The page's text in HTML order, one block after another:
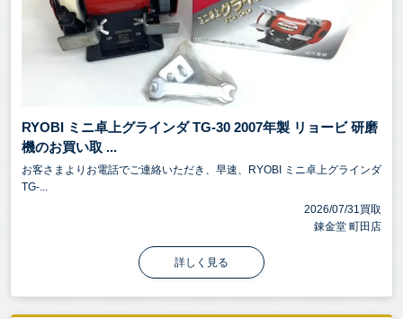
RYOBI ミニ卓上グラインダ TG-30 2007年製 リョービ 研磨
機のお買い取 ...
お客さまよりお電話でご連絡いただき、早速、RYOBI ミニ卓上グラインダ
TG-...
2026/07/31買取
錬金堂 町田店
詳しく見る